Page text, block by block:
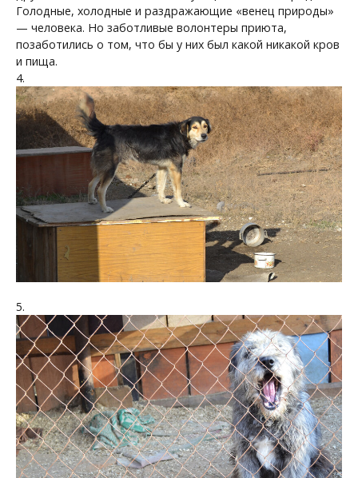
Голодные, холодные и раздражающие «венец природы»
— человека. Но заботливые волонтеры приюта,
позаботились о том, что бы у них был какой никакой кров
и пища.
4.
5.